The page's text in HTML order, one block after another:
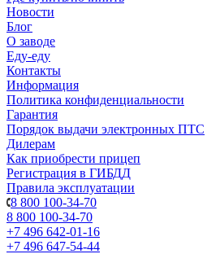
Новости
Блог
О заводе
Еду-еду
Контакты
Информация
Политика конфиденциальности
Гарантия
Порядок выдачи электронных ПТС
Дилерам
Как приобрести прицеп
Регистрация в ГИБДД
Правила эксплуатации
8 800 100-34-70
8 800 100-34-70
+7 496 642-01-16
+7 496 647-54-44